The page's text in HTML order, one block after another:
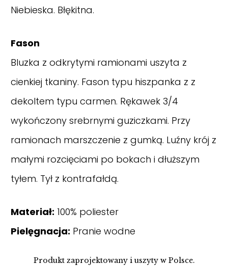
Niebieska. Błękitna.
Fason
Bluzka z odkrytymi ramionami uszyta z
cienkiej tkaniny. Fason typu hiszpanka z z
dekoltem typu carmen. Rękawek 3/4
wykończony srebrnymi guziczkami. Przy
ramionach marszczenie z gumką. Luźny krój z
małymi rozcięciami po bokach i dłuższym
tyłem. Tył z kontrafałdą.
Materiał: 100% poliester
Pielęgnacja: Pranie wodne
Produkt zaprojektowany i uszyty w Polsce.